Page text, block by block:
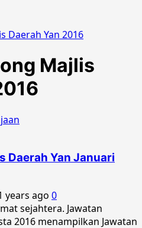
Daerah Yan 2016
Majlis
Daerah Yan Januari
years ago 0
sejahtera. Jawatan
2016 menampilkan Jawatan